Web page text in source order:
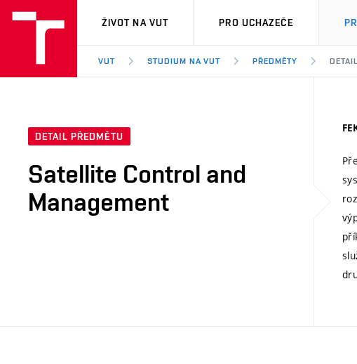
VUT
ŽIVOT NA VUT PRO UCHAZEČE
VUT STUDIUM NA VUT PŘEDMĚTY
DETAIL PŘEDMĚTU
Satellite Control and
Management